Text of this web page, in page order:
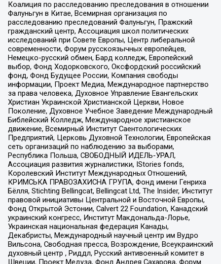
Коалиция по расследованию преследования в отношении
Фалуньгун в Китае, Всемирная организация по
расследованию преследований Фалуньгун, Пражский
гражданский центр, Ассоциация школ политических
исследований при Совете Европы, Центр либеральной
современности, Форум русскоязычных европейцев,
Немецко-русский обмен, Бард колледж, Европейский
выбор, Фонд Ходорковского, Оксфордский российский
фонд, Фонд Будущее России, Компания свободы
информации, Проект Медиа, Международное партнерство
за права человека, Духовное Управление Евангельских
Христиан Украинской Христианской Церкви, Новое
Поколение, Духовное Учебное Заведение Международный
Библейский Колледж, Международное христианское
движение, Всемирный Институт Саентологических
Предприятий, Церковь Духовной Технологии, Европейская
сеть организаций по наблюдению за выборами,
Республика Польша, СВОБОДНЫЙ ИДЕЛЬ-УРАЛ,
Ассоциация развития журналистики, IStories fonds,
Королевский Институт Международных Отношений,
КРИМСЬКА ПРАВОЗАХИСНА ГРУПА, Фонд имени Генриха
Бёлля, Stichting Bellingcat, Bellingcat Ltd, The Insider, Институт
правовой инициативы Центральной и Восточной Европы,
Фонд Открытой Эстонии, Calvert 22 Foundation, Канадский
украинский конгресс, Институт Макдональда-Лорье,
Украинская национальная федерация Канады,
Декабристы, Международный научный центр им Вудро
Вильсона, Свободная пресса, Возрождение, Всеукраинский
духовный центр , Риддл, Русский антивоенный комитет в
Швеции, Проект Медуза, Фонд Андрея Сахарова, Форум